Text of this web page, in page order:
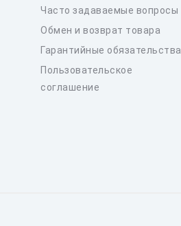
Часто задаваемые вопросы
Обмен и возврат товара
Гарантийные обязательства
Пользовательское
соглашение